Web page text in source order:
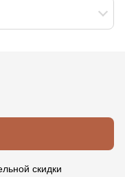
скидки